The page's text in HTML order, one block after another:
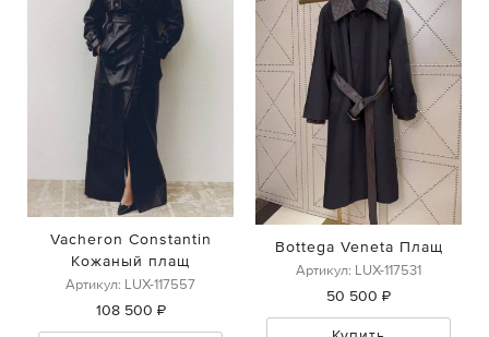
Vacheron Constantin
Кожаный плащ
Артикул: LUX-117557
108 500 ₽
Bottega Veneta Плащ
Артикул: LUX-117531
50 500 ₽